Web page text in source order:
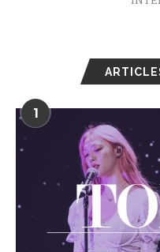
1